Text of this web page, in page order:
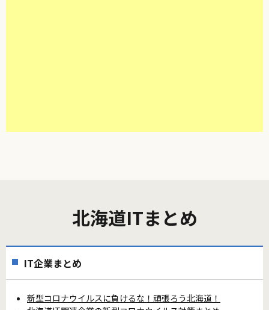
北海道ITまとめ
IT企業まとめ
新型コロナウイルスに負けるな！頑張ろう北海道！